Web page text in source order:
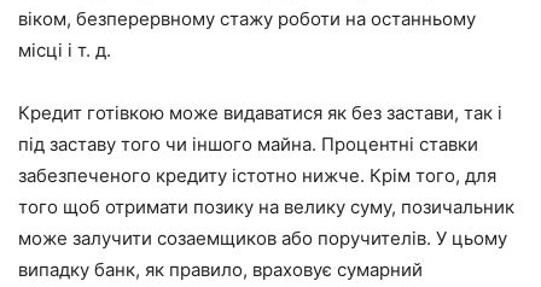
віком, безперервному стажу роботи на останньому
місці і т. д.
Кредит готівкою може видаватися як без застави, так і
під заставу того чи іншого майна. Процентні ставки
забезпеченого кредиту істотно нижче. Крім того, для
того щоб отримати позику на велику суму, позичальник
може залучити созаемщиков або поручителів. У цьому
випадку банк, як правило, враховує сумарний